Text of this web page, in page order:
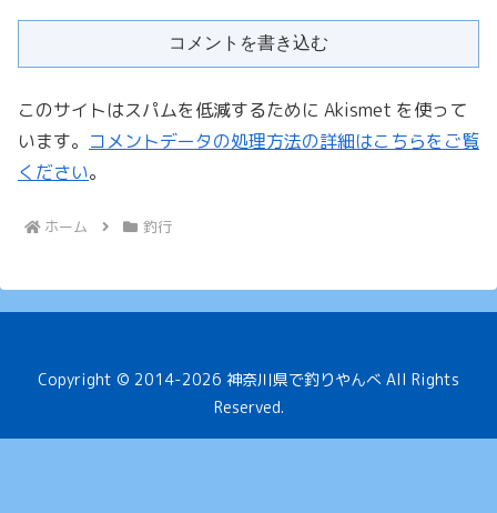
コメントを書き込む
このサイトはスパムを低減するために Akismet を使って
います。 コメントデータの処理方法の詳細はこちらをご覧
ください。
ホーム 釣行
Copyright © 2014-2026 神奈川県で釣りやんべ All Rights
Reserved.